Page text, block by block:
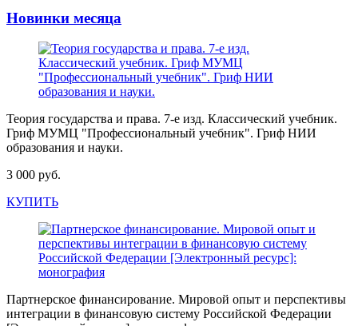
Новинки месяца
Теория государства и права. 7-е изд. Классический учебник.
Гриф МУМЦ "Профессиональный учебник". Гриф НИИ
образования и науки.
3 000 руб.
КУПИТЬ
Партнерское финансирование. Мировой опыт и перспективы
интеграции в финансовую систему Российской Федерации